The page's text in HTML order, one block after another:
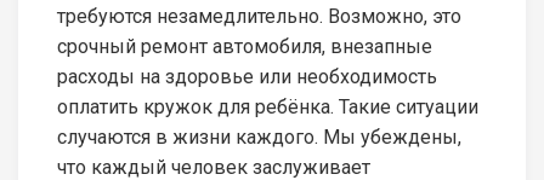
требуются незамедлительно. Возможно, это
срочный ремонт автомобиля, внезапные
расходы на здоровье или необходимость
оплатить кружок для ребёнка. Такие ситуации
случаются в жизни каждого. Мы убеждены,
что каждый человек заслуживает